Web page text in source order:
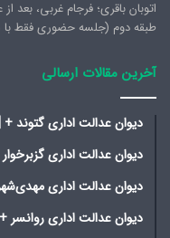
طبقه دوم (جلسه حضوری فقط با
آخرین مقالات ارسالی
دیوان عدالت اداری
دیوان عدالت اداری
دیوان عدالت اداری
دیوان عدالت اداری